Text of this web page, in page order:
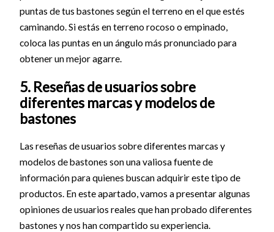
puntas de tus bastones según el terreno en el que estés
caminando. Si estás en terreno rocoso o empinado,
coloca las puntas en un ángulo más pronunciado para
obtener un mejor agarre.
5. Reseñas de usuarios sobre
diferentes marcas y modelos de
bastones
Las reseñas de usuarios sobre diferentes marcas y
modelos de bastones son una valiosa fuente de
información para quienes buscan adquirir este tipo de
productos. En este apartado, vamos a presentar algunas
opiniones de usuarios reales que han probado diferentes
bastones y nos han compartido su experiencia.